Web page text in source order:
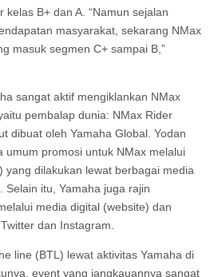
kelas B+ dan A. “Namun sejalan
masyarakat, sekarang NMax
masuk segmen C+ sampai B,”
sangat aktif mengiklankan NMax
pembalap dunia: NMax Rider
dibuat oleh Yamaha Global. Yodan
umum promosi untuk NMax melalui
yang dilakukan lewat berbagai media
Selain itu, Yamaha juga rajin
media digital (website) dan
dan Instagram.
line (BTL) lewat aktivitas Yamaha di
event yang jangkauannya sangat